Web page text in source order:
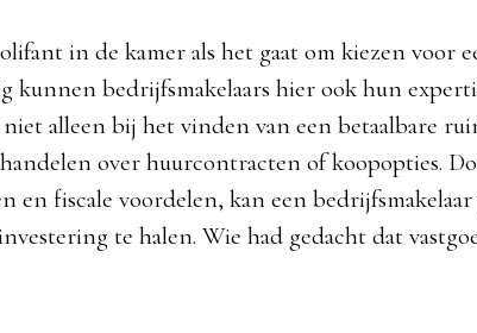
in de kamer als het gaat om kiezen voor
kunnen bedrijfsmakelaars hier ook hun
alleen bij het vinden van een betaalbare
over huurcontracten of koopopties.
en fiscale voordelen, kan een bedrijfsmakelaar
te halen. Wie had gedacht dat